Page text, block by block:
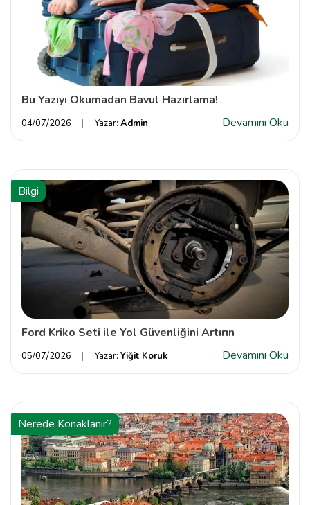
Bu Yazıyı Okumadan Bavul Hazırlama!
04/07/2026 Yazar: Admin Devamını Oku
Bilgi
Ford Kriko Seti ile Yol Güvenliğini Artırın
05/07/2026 Yazar: Yiğit Koruk Devamını Oku
Nerede Konaklanır?